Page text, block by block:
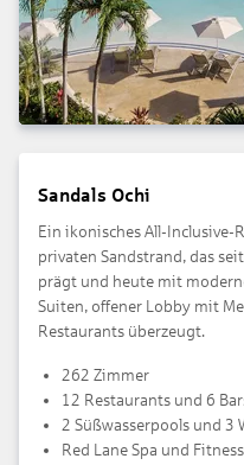
Sandals Ochi
Ein ikonisches All-Inclusive-
privaten Sandstrand, das
prägt und heute mit
Suiten, offener Lobby mit
Restaurants überzeugt.
262 Zimmer
12 Restaurants und 6
2 Süßwasserpools und 3
Red Lane Spa und